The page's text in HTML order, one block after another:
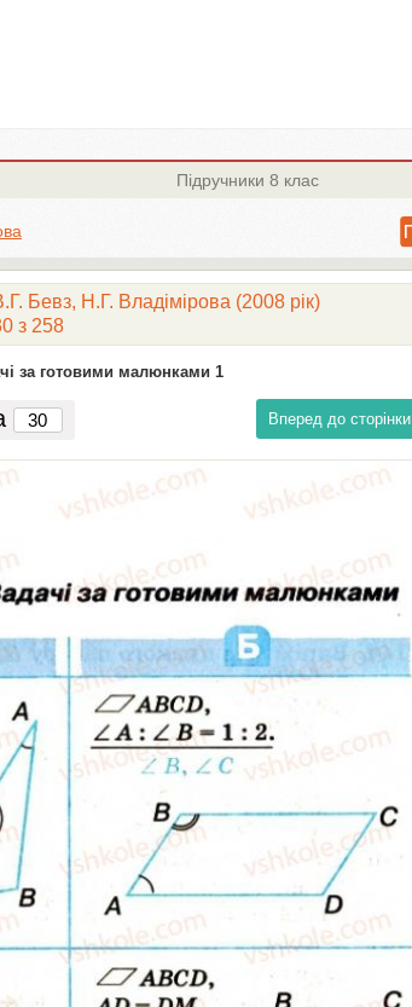
Підручники 8 клас
Бевз, Н.Г. Владімірова (2008 рік)
з 258
за готовими малюнками 1
Вперед до сторінки